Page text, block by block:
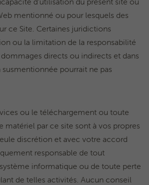
mentionné ou pour lesquels des
ce Site. Certaines juridictions
ou la limitation de la responsabilité
directs ou indirects et dans
pourrait ne pas
ou le téléchargement ou toute
matériel par ce site sont à vos propres
discrétion et avec votre accord
responsable de tout
informatique ou de toute perte
de telles activités. Aucun conseil